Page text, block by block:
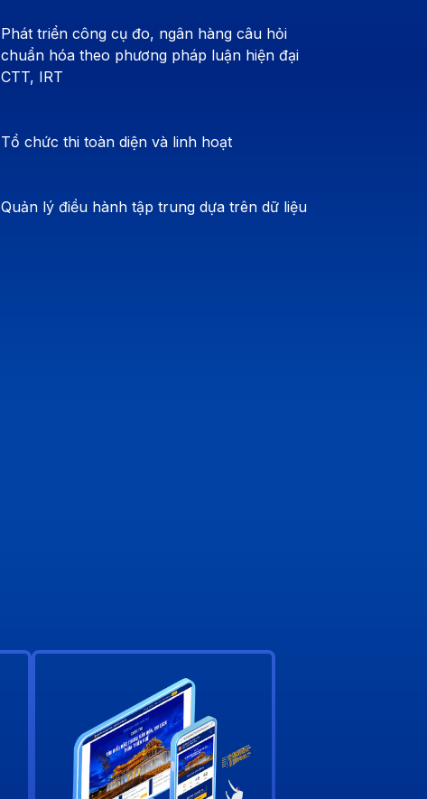
Phát triển công cụ đo, ngân hàng câu hỏi
chuẩn hóa theo phương pháp luận hiện đại
CTT, IRT
Tổ chức thi toàn diện và linh hoạt
Quản lý điều hành tập trung dựa trên dữ liệu